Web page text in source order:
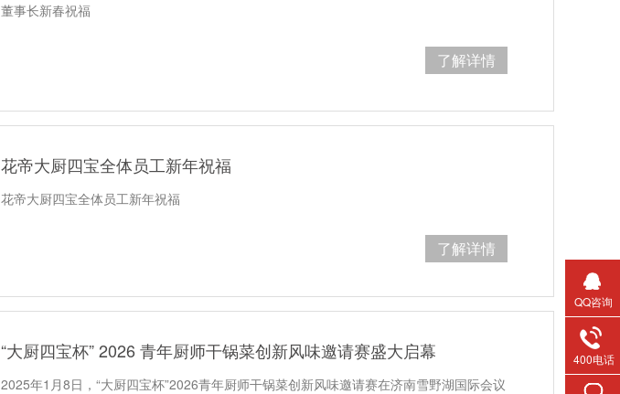
董事长新春祝福
了解详情
花帝大厨四宝全体员工新年祝福
花帝大厨四宝全体员工新年祝福
了解详情
“大厨四宝杯” 2026 青年厨师干锅菜创新风味邀请赛盛大启幕
2025年1月8日，“大厨四宝杯”2026青年厨师干锅菜创新风味邀请赛在济南雪野湖国际会议
QQ咨询
400电话